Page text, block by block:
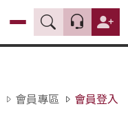
會員專區 會員登入